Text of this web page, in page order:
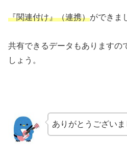
『関連付け』（連携）ができま
共有できるデータもありますの
しょう。
ありがとうございま